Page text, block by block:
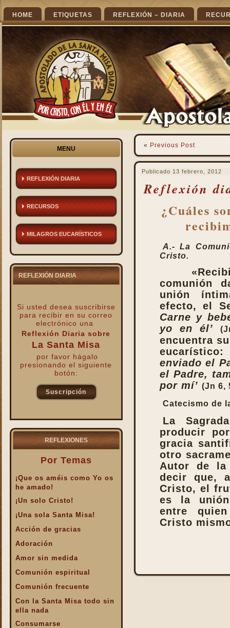
HOME ETIQUETAS REFLEXIÓN – DIARIA
MENU
REFLEXIÓN DIARIA
RECURSOS
MILAGROS EUCARÍSTICOS
REFLEXIÓN DIARIA
Si usted desea suscribirse
para recibiren su correo
electrónico una
Reflexión Diaria sobre
La Santa Misa
por favor hágalo
presionando el siguiente
botón:
Suscripción
REFLEXIONES
Por Temas
¡Que os améis como Yo os
he amado!
¡Un solo Cristo!
¡Una sola Santa Misa!
Acción de gracias
Adoración
Amor sin medida
Comunión espiritual
Comunión frecuente
Con la Santa Misa todo sin
ella nada
Consumarse
« Previous Post
Publicado 13 febrero, 2012
Reflexión
¿Cuáles
A.- La
Cristo.
comunión
unión
efecto, el
Carne y
yo en él’
encuentra
enviado el
el Padre,
por mí’ (Jn 6,
Catecismo de
La
producir
gracia
otro
Autor de la
decir que,
Cristo, el
es la
entre
Cristo